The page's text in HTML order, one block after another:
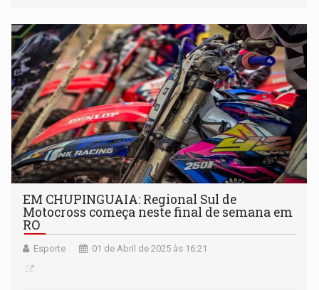
EM CHUPINGUAIA: Regional Sul de
Motocross começa neste final de semana em
RO
Esporte 01 de Abril de 2025 às 16:21